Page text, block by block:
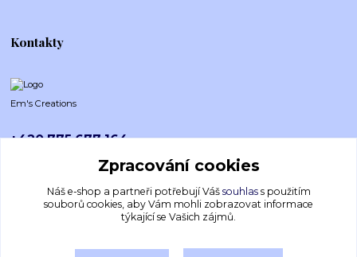
Kontakty
Em's Creations
+420 775 677 164
emscreations.cz@gmail.com
Zpracování cookies
Náš e-shop a partneři potřebují Váš souhlass použitím
souborů cookies, aby Vám mohli zobrazovat informace
týkající se Vašich zájmů.